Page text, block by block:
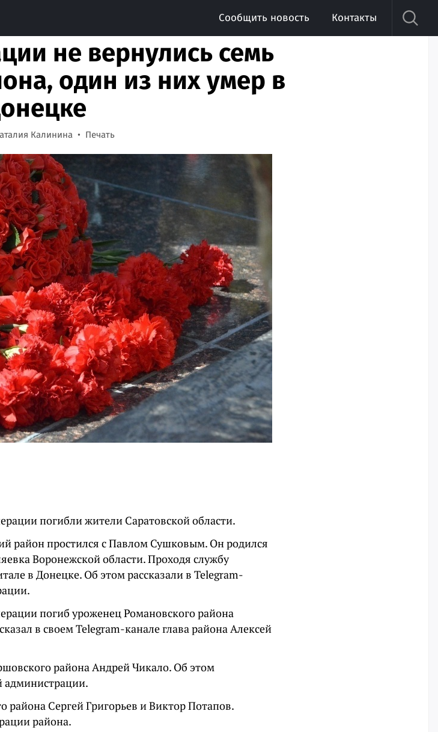
Сообщить новость Контакты
не вернулись семь
один из них умер в
Калинина Печать
погибли жители Саратовской области.
район простился с Павлом Сушковым. Он родился
Воронежской области. Проходя службу
в Донецке. Об этом рассказали в Telegram-
погиб уроженец Романовского района
в своем Telegram-канале глава района Алексей
района Андрей Чикало. Об этом
района Сергей Григорьев и Виктор Потапов.
района.